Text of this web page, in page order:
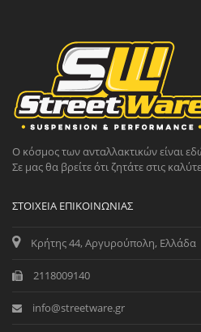
Ο κόσμος των ανταλλακτικών είναι
Σε μας θα βρείτε ότι ζητάτε στις
ΣΤΟΙΧΕΊΑ ΕΠΙΚΟΙΝΩΝΊΑΣ
Κρήτης 44, Αργυρούπολη, Ελλάδα
2118009140
info@streetware.gr